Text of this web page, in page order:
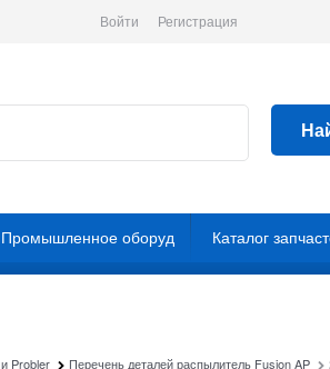
Войти Регистрация
Промышленное оборуд Каталог
Probler Перечень деталей распылитель Fusion AP